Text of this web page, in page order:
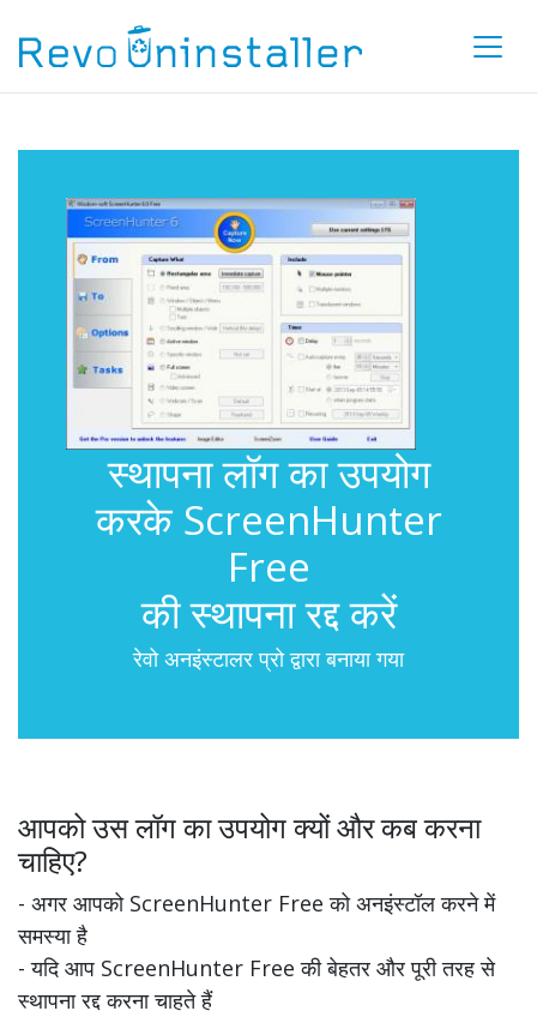
स्थापना लॉग का उपयोग
करके ScreenHunter
Free
की स्थापना रद्द करें
रेवो अनइंस्टालर प्रो द्वारा बनाया गया
आपको उस लॉग का उपयोग क्यों और कब करना
चाहिए?
- अगर आपको ScreenHunter Free को अनइंस्टॉल करने में
समस्या है
- यदि आप ScreenHunter Free की बेहतर और पूरी तरह से
स्थापना रद्द करना चाहते हैं